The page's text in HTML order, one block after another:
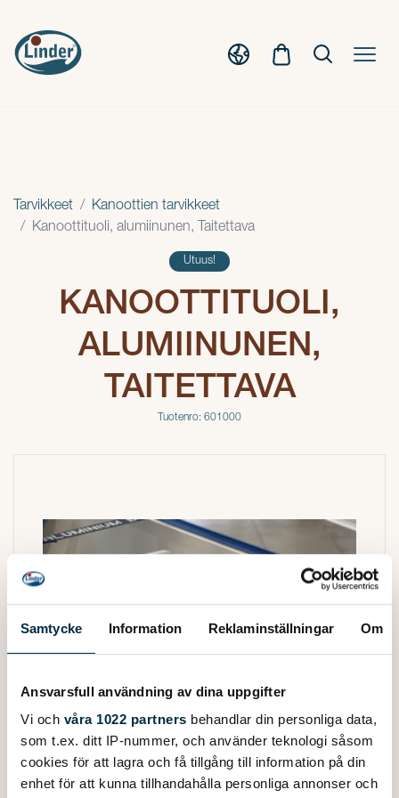
Samtycke Information Reklaminställningar Om
Ansvarsfull användning av dina uppgifter
Vi och våra 1022 partners behandlar din personliga data,
som t.ex. ditt IP-nummer, och använder teknologi såsom
cookies för att lagra och få tillgång till information på din
enhet för att kunna tillhandahålla personliga annonser och
Tarvikkeet
Kanoottien tarvikkeet
Kanoottituoli, alumiinunen, Taitettava
Utuus!
KANOOTTITUOLI,
ALUMIINUNEN,
TAITETTAVA
Tuotenro: 601000